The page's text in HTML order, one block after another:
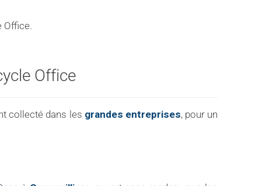
Office.
Office
collecté dans les grandes entreprises, pour un